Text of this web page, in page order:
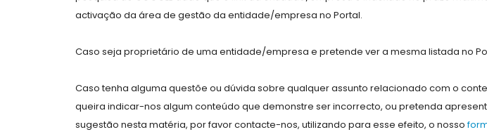
activação da área de gestão da entidade/empresa no Portal.
Caso seja proprietário de uma entidade/empresa e pretende ver a mesma listada no
Caso tenha alguma questõe ou dúvida sobre qualquer assunto relacionado com o
queira indicar-nos algum conteúdo que demonstre ser incorrecto, ou pretenda
sugestão nesta matéria, por favor contacte-nos, utilizando para esse efeito, o nosso